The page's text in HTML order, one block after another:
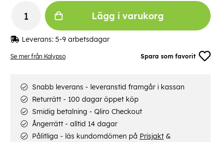
Se mer från Kalypso Spara som favorit
Lägg i varukorg
Leverans: 5-9 arbetsdagar
Snabb leverans - leveranstid framgår i kassan
Returrätt - 100 dagar öppet köp
Smidig betalning - Qliro Checkout
Ångerrätt - alltid 14 dagar
Pålitliga - läs kundomdömen på Prisjakt &